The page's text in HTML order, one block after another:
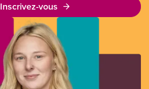
Inscrivez-vous